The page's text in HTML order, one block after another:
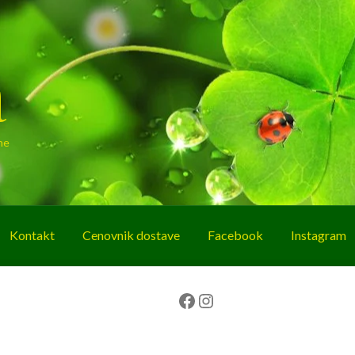
Kontakt Cenovnik dostave Facebook Instagram
Facebook Instagram